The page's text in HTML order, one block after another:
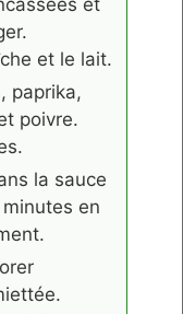
et le lait.
paprika,
poivre.
la sauce
en